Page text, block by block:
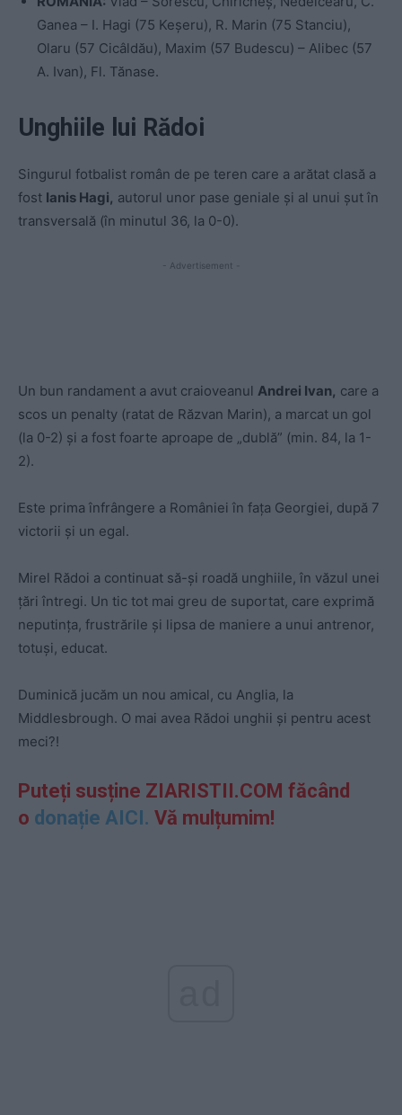
Ganea – I. Hagi (75 Keșeru), R. Marin (75 Stanciu),
Olaru (57 Cicâldău), Maxim (57 Budescu) – Alibec (57
A. Ivan), Fl. Tănase.
Unghiile lui Rădoi
Singurul fotbalist român de pe teren care a arătat clasă a
fost Ianis Hagi, autorul unor pase geniale și al unui șut în
transversală (în minutul 36, la 0-0).
- Advertisement -
Un bun randament a avut craioveanul Andrei Ivan, care a
scos un penalty (ratat de Răzvan Marin), a marcat un gol
(la 0-2) și a fost foarte aproape de „dublă” (min. 84, la 1-
2).
Este prima înfrângere a României în fața Georgiei, după 7
victorii și un egal.
Mirel Rădoi a continuat să-și roadă unghiile, în văzul unei
țări întregi. Un tic tot mai greu de suportat, care exprimă
neputința, frustrările și lipsa de maniere a unui antrenor,
totuși, educat.
Duminică jucăm un nou amical, cu Anglia, la
Middlesbrough. O mai avea Rădoi unghii și pentru acest
meci?!
Puteți susține ZIARISTII.COM făcând
o donație AICI. Vă mulțumim!